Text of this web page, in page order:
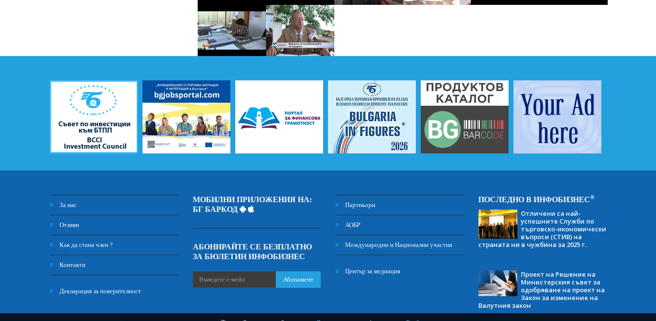
За нас
Отзиви
Как да стана член ?
Контакти
Декларация за поверителност
МОБИЛНИ ПРИЛОЖЕНИЯ НА:
БГ БАРКОД
АБОНИРАЙТЕ СЕ БЕЗПЛАТНО
ЗА БЮЛЕТИН ИНФОБИЗНЕС
Абонамент
Партньори
АОБР
Международни и Национални участия
Център за медиация
ПОСЛЕДНО В ИНФОБИЗНЕС®
Отличени са най-
успешните Служби по
търговско-икономически
въпроси (СТИВ) на
страната ни в чужбина за 2025 г.
Проект на Решение на
Министерския съвет за
одобряване на проект на
Закон за изменение на
Валутния закон